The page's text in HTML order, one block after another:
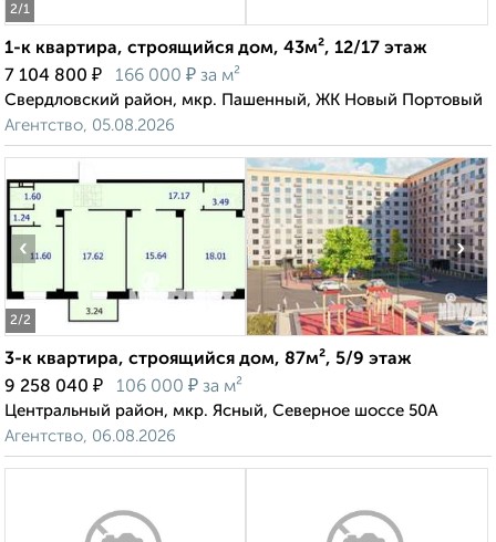
2/1
1-к квартира, строящийся дом, 43м², 12/17 этаж
7 104 800 ₽ 166 000 ₽ за м²
Свердловский район, мкр. Пашенный, ЖК Новый Портовый
Агентство, 05.08.2026
2/2
‹ ›
3-к квартира, строящийся дом, 87м², 5/9 этаж
9 258 040 ₽ 106 000 ₽ за м²
Центральный район, мкр. Ясный, Северное шоссе 50А
Агентство, 06.08.2026